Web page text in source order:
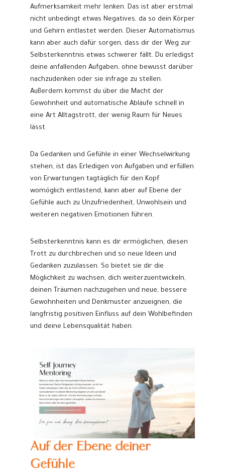
Aufmerksamkeit mehr lenken. Das ist aber erstmal
nicht unbedingt etwas Negatives, da so dein Körper
und Gehirn entlastet werden. Dieser Automatismus
kann aber auch dafür sorgen, dass dir der Weg zur
Selbsterkenntnis etwas schwerer fällt. Du erledigst
deine anfallenden Aufgaben, ohne bewusst darüber
nachzudenken oder sie infrage zu stellen.
Außerdem kommst du über die Macht der
Gewohnheit und automatische Abläufe schnell in
eine Art Alltagstrott, der wenig Raum für Neues
lässt.
Da Gedanken und Gefühle in einer Wechselwirkung
stehen, ist das Erledigen von Aufgaben und erfüllen
von Erwartungen tagtäglich für den Kopf
womöglich entlastend, kann aber auf Ebene der
Gefühle auch zu Unzufriedenheit, Unwohlsein und
weiteren negativen Emotionen führen.
Selbsterkenntnis kann es dir ermöglichen, diesen
Trott zu durchbrechen und so neue Ideen und
Gedanken zuzulassen. So bietet sie dir die
Möglichkeit zu wachsen, dich weiterzuentwickeln,
deinen Träumen nachzugehen und neue, bessere
Gewohnheiten und Denkmuster anzueignen, die
langfristig positiven Einfluss auf dein Wohlbefinden
und deine Lebensqualität haben.
Auf der Ebene deiner
Gefühle